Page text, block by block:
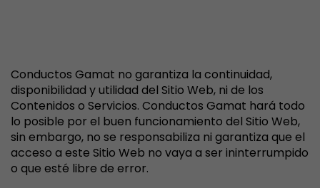
Conductos Gamat no garantiza la continuidad,
disponibilidad y utilidad del Sitio Web, ni de los
Contenidos o Servicios. Conductos Gamat hará todo
lo posible por el buen funcionamiento del Sitio Web,
sin embargo, no se responsabiliza ni garantiza que el
acceso a este Sitio Web no vaya a ser ininterrumpido
o que esté libre de error.